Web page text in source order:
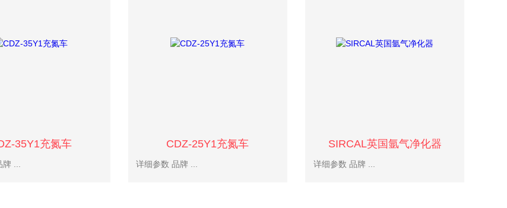
35Y1充氮车 CDZ-25Y1充氮车 SIRCAL英国氩气净化器